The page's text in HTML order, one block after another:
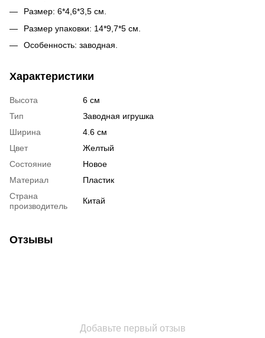
Размер: 6*4,6*3,5 см.
Размер упаковки: 14*9,7*5 см.
Особенность: заводная.
Характеристики
Высота
6 см
Тип
Заводная игрушка
Ширина
4.6 см
Цвет
Желтый
Состояние
Новое
Материал
Пластик
Страна
производитель
Китай
Отзывы
Добавьте первый отзыв